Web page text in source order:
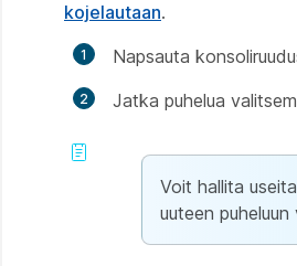
kojelautaan.
Napsauta
Jatka puhelua
Voit hallita
uuteen puheluun